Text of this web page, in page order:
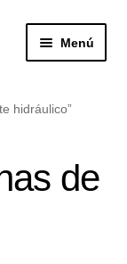
Menú
hidráulico”
de